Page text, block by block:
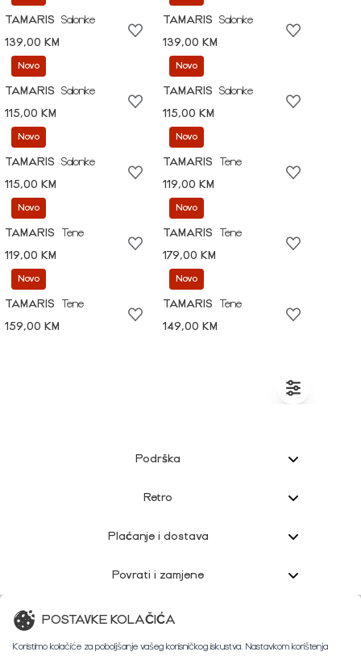
TAMARIS
Salonke
139,00 KM
TAMARIS
Salonke
139,00 KM
Novo
TAMARIS
Salonke
115,00 KM
Novo
TAMARIS
Salonke
115,00 KM
Novo
TAMARIS
Salonke
115,00 KM
Novo
TAMARIS
Tene
119,00 KM
Novo
TAMARIS
Tene
119,00 KM
Novo
TAMARIS
Tene
179,00 KM
Novo
TAMARIS
Tene
159,00 KM
Novo
TAMARIS
Tene
149,00 KM
Podrška
Retro
Plaćanje i dostava
Povrati i zamjene
Korisnička podrška
POSTAVKE KOLAČIĆA
Koristimo kolačiće za poboljšanje vašeg korisničkog iskustva. Nastavkom korištenja